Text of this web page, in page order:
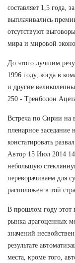
составляет 1,5 года,
выплачивались
отсутствуют
мира и мировой
До этого лучшим
1996 году, когда в
и другие
250 - Тренболон
Встреча по Сирии на
пленарное
констатировать
Автор 15 Июл 2014
небольшую
переворачиваем для
расположен в той
В прошлом году этот
рынка драгоценных
значений
результате
места, кроме того,